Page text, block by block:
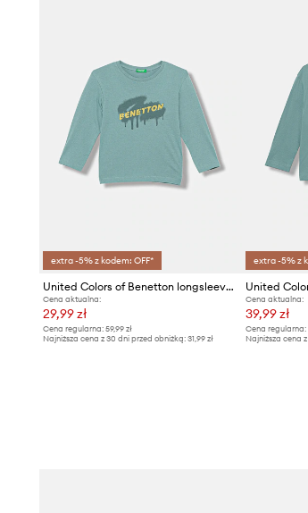
extra -5% z kodem: OFF*
United Colors of Benetton longsleeve dziecięcy
Cena aktualna:
29,99 zł
Cena regularna: 59,99 zł
Najniższa cena z 30 dni przed obniżką: 31,99 zł
extra -5% z
Cena aktualna:
39,99 zł
Cena regularna:
Najniższa cena